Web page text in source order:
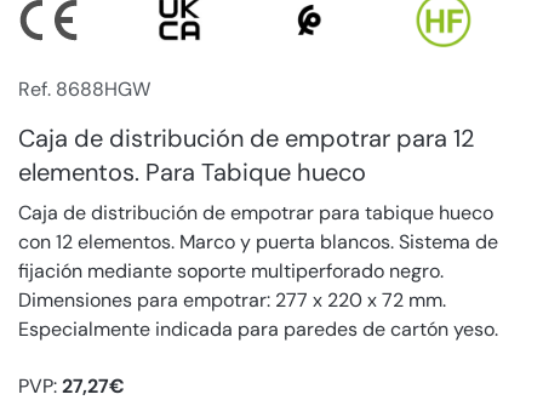
Ref. 8688HGW
Caja de distribución de empotrar para 12
elementos. Para Tabique hueco
Caja de distribución de empotrar para tabique hueco
con 12 elementos. Marco y puerta blancos. Sistema de
fijación mediante soporte multiperforado negro.
Dimensiones para empotrar: 277 x 220 x 72 mm.
Especialmente indicada para paredes de cartón yeso.
PVP:27,27€